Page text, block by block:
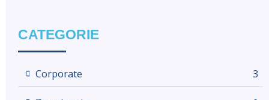
CATEGORIE
Corporate 3